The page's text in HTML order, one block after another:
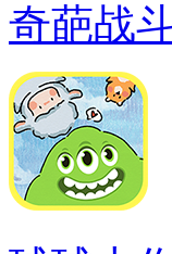
奇葩战